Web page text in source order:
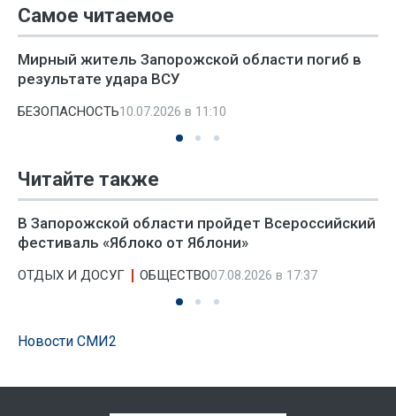
Самое читаемое
Мирный житель Запорожской области погиб в
результате удара ВСУ
БЕЗОПАСНОСТЬ10.07.2026 в 11:10
Читайте также
В Запорожской области пройдет Всероссийский
фестиваль «Яблоко от Яблони»
ОТДЫХ И ДОСУГ ОБЩЕСТВО07.08.2026 в 17:37
Новости СМИ2